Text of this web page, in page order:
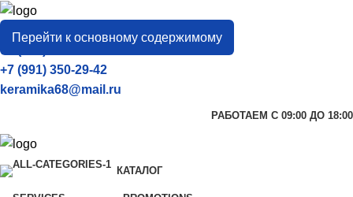
Перейти к основному содержимому
город
Тамбов
+7 (906) 657-33-54
+7 (991) 350-29-42
keramika68@mail.ru
РАБОТАЕМ С 09:00 ДО 18:00
КАТАЛОГ